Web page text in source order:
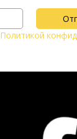
Политикой